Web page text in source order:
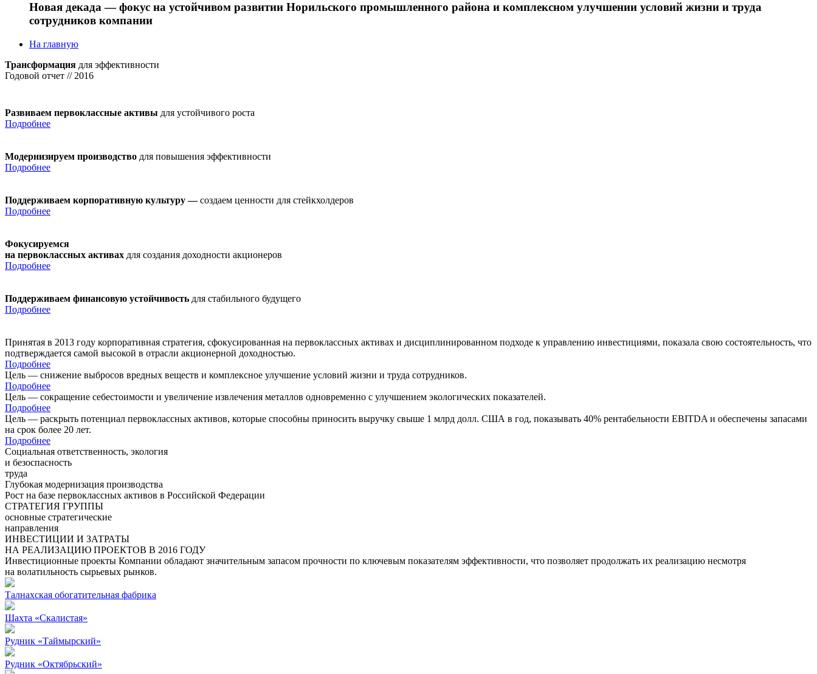
Новая декада — фокус на устойчивом развитии Норильского промышленного района и комплексном улучшении условий жизни и труда
сотрудников компании
На главную
Трансформация для эффективности
Годовой отчет // 2016
Развиваем первоклассные активы для устойчивого роста
Подробнее
Модернизируем производство для повышения эффективности
Подробнее
Поддерживаем корпоративную культуру —создаем ценности для стейкхолдеров
Подробнее
Фокусируемся
на первоклассных активах для создания доходности акционеров
Подробнее
Поддерживаем финансовую устойчивость для стабильного будущего
Подробнее
Принятая в 2013 году корпоративная стратегия, сфокусированная на первоклассных активах и дисциплинированном подходе к управлению инвестициями, показала свою состоятельность, что
подтверждается самой высокой в отрасли акционерной доходностью.
Подробнее
Цель — снижение выбросов вредных веществ и комплексное улучшение условий жизни и труда сотрудников.
Подробнее
Цель — сокращение себестоимости и увеличение извлечения металлов одновременно с улучшением экологических показателей.
Подробнее
Цель — раскрыть потенциал первоклассных активов, которые способны приносить выручку свыше 1 млрд долл. США в год, показывать 40% рентабельности EBITDA и обеспечены запасами
на срок более 20 лет.
Подробнее
Социальная ответственность, экология
и безоспасность
труда
Глубокая модернизация производства
Рост на базе первоклассных активов в Российской Федерации
СТРАТЕГИЯ ГРУППЫ
основные стратегические
направления
ИНВЕСТИЦИИ И ЗАТРАТЫ
НА РЕАЛИЗАЦИЮ ПРОЕКТОВ В 2016 ГОДУ
Инвестиционные проекты Компании обладают значительным запасом прочности по ключевым показателям эффективности, что позволяет продолжать их реализацию несмотря
на волатильность сырьевых рынков.
Талнахская обогатительная фабрика
Шахта «Скалистая»
Рудник «Таймырский»
Рудник «Октябрьский»